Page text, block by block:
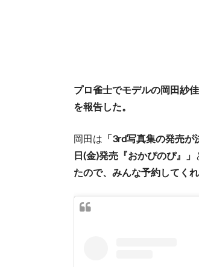
プロ雀士でモデルの岡田紗
を報告した。
岡田は 「3rd写真集の発売が
日(金)発売『おかぴのぴ』」
たので、みんな予約してくれ